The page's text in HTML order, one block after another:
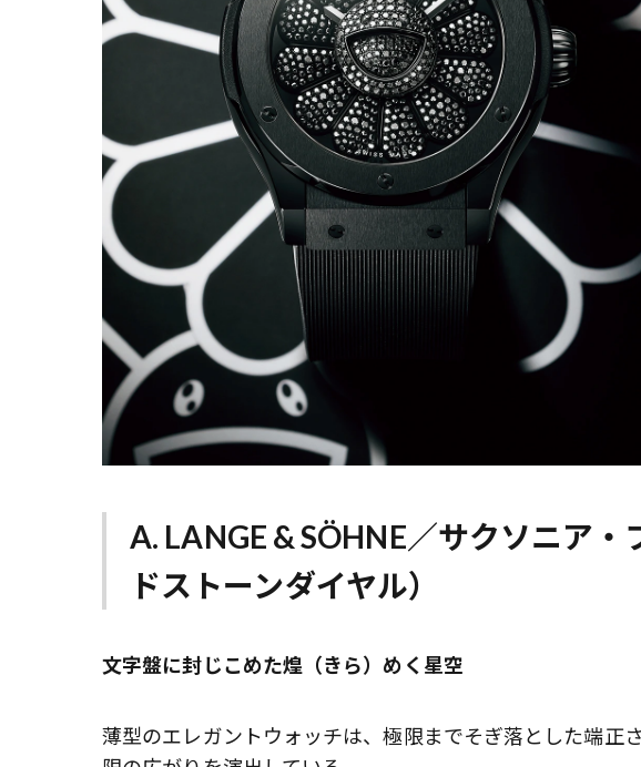
A. LANGE & SÖHNE／サクソニア
ドストーンダイヤル）
文字盤に封じこめた煌（きら）めく星空
薄型のエレガントウォッチは、極限までそぎ落とした端正